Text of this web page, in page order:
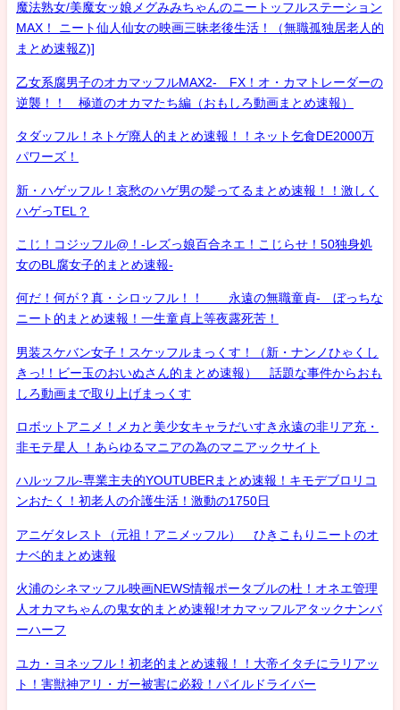
魔法熟女/美魔女ッ娘メグみみちゃんのニートッフルステーション
MAX！ ニート仙人仙女の映画三昧老後生活！（無職孤独居老人的
まとめ速報Z)]
乙女系腐男子のオカマッフルMAX2- FX！オ・カマトレーダーの
逆襲！！ 極道のオカマたち編（おもしろ動画まとめ速報）
タダッフル！ネトゲ廃人的まとめ速報！！ネット乞食DE2000万
パワーズ！
新・ハゲッフル！哀愁のハゲ男の髪ってるまとめ速報！！激しく
ハゲっTEL？
こじ！コジッフル@！-レズっ娘百合ネエ！こじらせ！50独身処
女のBL腐女子的まとめ速報-
何だ！何が？真・シロッフル！！ 永遠の無職童貞- ぼっちな
ニート的まとめ速報！一生童貞上等夜露死苦！
男装スケバン女子！スケッフルまっくす！（新・ナンノひゃくし
きっ!！ビー玉のおいぬさん的まとめ速報） 話題な事件からおも
しろ動画まで取り上げまっくす
ロボットアニメ！メカと美少女キャラだいすき永遠の非リア充・
非モテ星人 ！あらゆるマニアの為のマニアックサイト
ハルッフル-専業主夫的YOUTUBERまとめ速報！キモデブロリコ
ンおたく！初老人の介護生活！激動の1750日
アニゲタレスト（元祖！アニメッフル） ひきこもりニートのオ
ナベ的まとめ速報
火浦のシネマッフル映画NEWS情報ポータブルの杜！オネエ管理
人オカマちゃんの鬼女的まとめ速報!オカマッフルアタックナンバ
ーハーフ
ユカ・ヨネッフル！初老的まとめ速報！！大帝イタチにラリアッ
ト！害獣神アリ・ガー被害に必殺！パイルドライバー